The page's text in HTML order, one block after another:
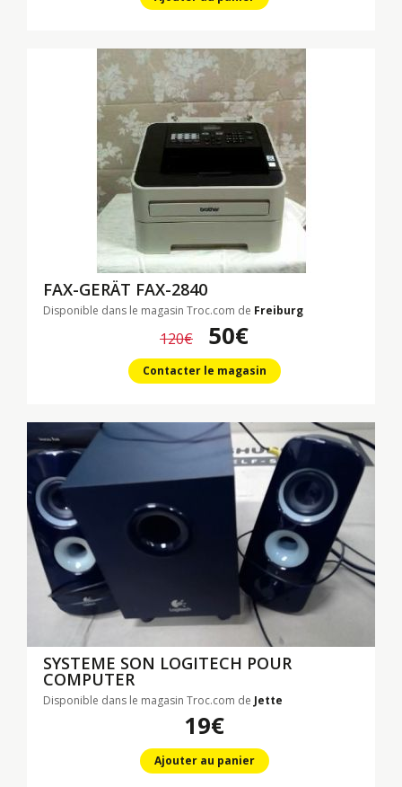
FAX-GERÄT FAX-2840
Disponible dans le magasin Troc.com de Freiburg
120€ 50€
Contacter le magasin
SYSTEME SON LOGITECH POUR
COMPUTER
Disponible dans le magasin Troc.com de Jette
19€
Ajouter au panier